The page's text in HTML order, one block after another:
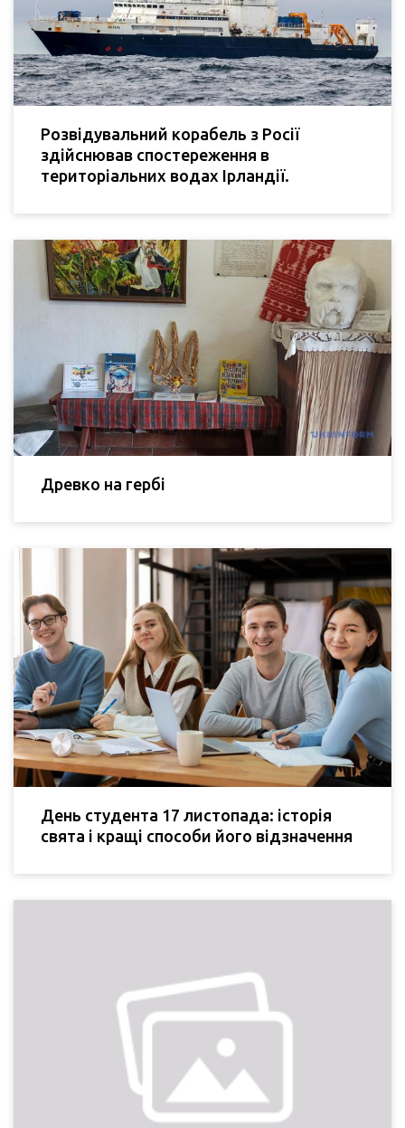
Розвідувальний корабель з Росії
здійснював спостереження в
територіальних водах Ірландії.
Древко на гербі
День студента 17 листопада: історія
свята і кращі способи його відзначення